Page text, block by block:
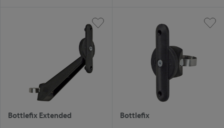
Bottlefix Extended Bottlefix